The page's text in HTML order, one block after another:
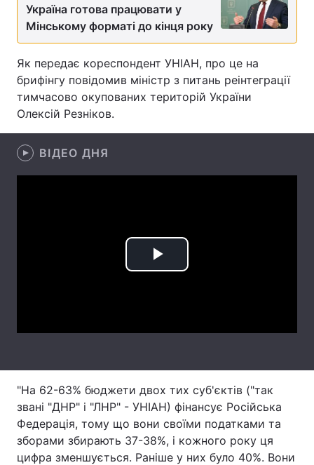
Техно і зв'язок Лайт
Зброя Інциденти
Здоров'я Туризм
Цікавинки
Думки
Вакансії
Послуги
Україна готова працювати у
Мінському форматі до кінця року
Як передає кореспондент УНІАН, про це на
брифінгу повідомив міністр з питань реінтеграції
тимчасово окупованих територій України
Олексій Резніков.
ВІДЕО ДНЯ
Play
"На 62-63% бюджети двох тих суб'єктів ("так
звані "ДНР" і "ЛНР" - УНІАН) фінансує Російська
Федерація, тому що вони своїми податками та
зборами збирають 37-38%, і кожного року ця
цифра зменшується. Раніше у них було 40%. Вони